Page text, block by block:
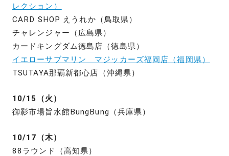
レクション）
CARD SHOP えうれか（鳥取県）
チャレンジャー（広島県）
カードキングダム徳島店（徳島県）
イエローサブマリン マジッカーズ福岡店（福岡県）
TSUTAYA那覇新都心店（沖縄県）
10/15（火）
御影市場旨水館BungBung（兵庫県）
10/17（木）
88ラウンド（高知県）